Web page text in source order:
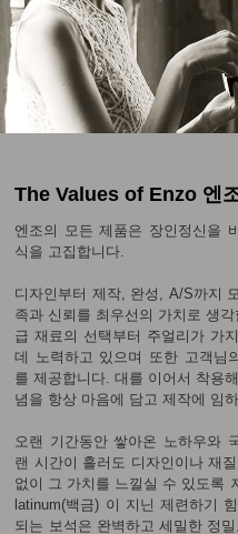
The Values of Enzo 엔
엔조의 모든 제품은 장인정신을
식을 고집합니다.
디자인부터 제작, 완성, A/S까지
족과 신뢰를 최우선의 가치로 생
급 재료의 선택부터 주얼리가 가
데 노력하고 있으며 또한 고객님
를 제공합니다. 대를 이어서 착용
념을 항상 마음에 담고 제작에 임
오랜 기간동안 쌓아온 노하우와
랜 시간이 흘러도 디자인이나 재
없이 그 가치를 느낄실 수 있도록
latinum(백금) 이 지닌 제련하기
되는 보석은 완벽하고 세밀한 정